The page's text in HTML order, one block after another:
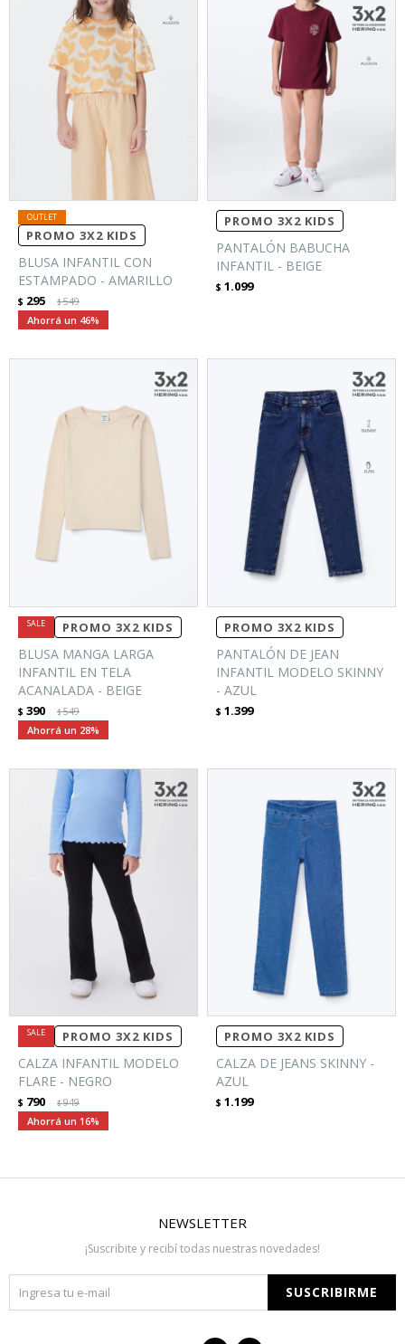
PROMO 3X2 KIDS
BLUSA INFANTIL CON
ESTAMPADO - AMARILLO
$ 295 $549
46
PROMO 3X2 KIDS
PANTALÓN BABUCHA
INFANTIL - BEIGE
$ 1.099
PROMO 3X2 KIDS
BLUSA MANGA LARGA
INFANTIL EN TELA
ACANALADA - BEIGE
$ 390 $549
28
PROMO 3X2 KIDS
PANTALÓN DE JEAN
INFANTIL MODELO SKINNY
- AZUL
$ 1.399
PROMO 3X2 KIDS
CALZA INFANTIL MODELO
FLARE - NEGRO
$ 790 $949
16
PROMO 3X2 KIDS
CALZA DE JEANS SKINNY -
AZUL
$ 1.199
NEWSLETTER
¡Suscribite y recibí todas nuestras novedades!
SUSCRIBIRME